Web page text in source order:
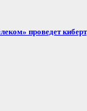
проведет